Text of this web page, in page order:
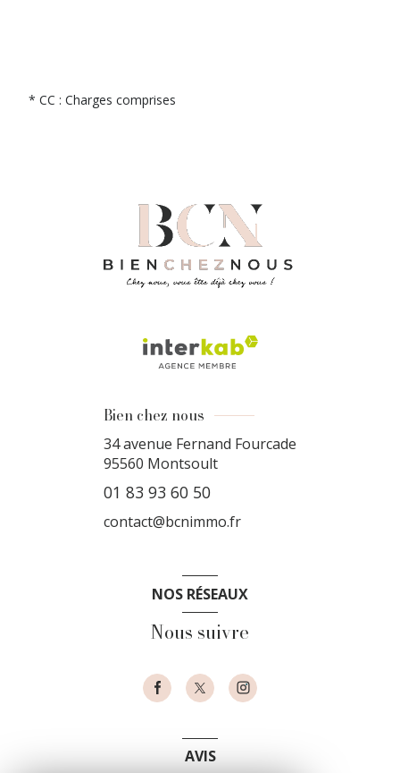
* CC : Charges comprises
Bien chez nous
34 avenue Fernand Fourcade
95560 Montsoult
01 83 93 60 50
contact@bcnimmo.fr
NOS RÉSEAUX
Nous suivre
AVIS